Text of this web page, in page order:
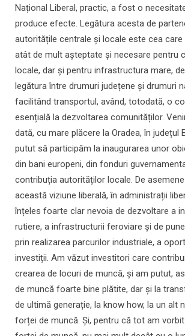
Național Liberal, practic, a fost o
produce efecte. Legătura acesta de
autoritățile centrale și locale este cea
atât de mult așteptate și necesare pentru
locale, dar și pentru infrastructura mare,
legătura între drumuri județene și drumuri
facilitând transportul, având, totodată, o
esențială la dezvoltarea comunităților.
dată, cu mare plăcere la Oradea, în județul
putut să participăm la inaugurarea unor
din bani europeni, din fonduri
contribuția autorităților locale. De
această viziune liberală, în administrații
înțeles foarte clar nevoia de dezvoltare a
rutiere, a infrastructurii feroviare și de
prin realizarea parcurilor industriale, a
investiții. Am văzut investitori care
crearea de locuri de muncă, și am putut,
de muncă foarte bine plătite, dar și la
de ultimă generație, la know how, la un alt
forței de muncă. Și, pentru că tot am